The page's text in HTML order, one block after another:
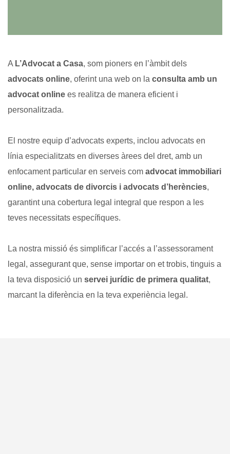
A L’Advocat a Casa, som pioners en l’àmbit dels
advocats online, oferint una web on la consulta amb un
advocat online es realitza de manera eficient i
personalitzada.
El nostre equip d’advocats experts, inclou advocats en
línia especialitzats en diverses àrees del dret, amb un
enfocament particular en serveis com advocat immobiliari
online, advocats de divorcis i advocats d’herències,
garantint una cobertura legal integral que respon a les
teves necessitats específiques.
La nostra missió és simplificar l’accés a l’assessorament
legal, assegurant que, sense importar on et trobis, tinguis a
la teva disposició un servei jurídic de primera qualitat,
marcant la diferència en la teva experiència legal.